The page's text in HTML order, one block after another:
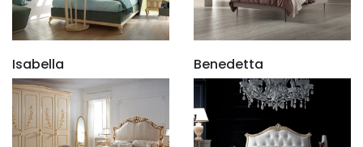
Isabella Benedetta